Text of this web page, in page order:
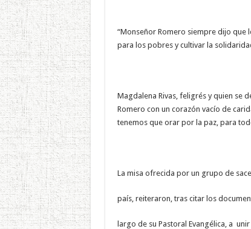
“Monseñor Romero siempre dijo que
para los pobres y cultivar la
Magdalena Rivas, feligrés y quien se
Romero con un corazón vacío de
tenemos que orar por la paz, para
La misa ofrecida por un grupo de
país, reiteraron, tras citar los
largo de su Pastoral Evangélica, a